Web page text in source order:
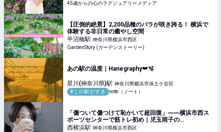
45歳からの心のラグジュアリーメディア
【圧倒的絶景】2,200品種のバラが咲き誇る！ 横浜で
体験する非日常の癒やし空間
平沼橋駅 神奈川県横浜市西区
GardenStory (ガーデンストーリー)
あの駅の温度｜Hanegraphy🪽🫧
星川(神奈川県)駅 神奈川県横浜市保土ケ谷区
#この駅がすき
note（ノート）
「傷ついて傷つけて恥かいて超回復」――横浜市西ス
ポーツセンターで筋トレ初め｜児玉雨子の
KANAGAWA探訪＃18
西横浜駅 神奈川県横浜市西区